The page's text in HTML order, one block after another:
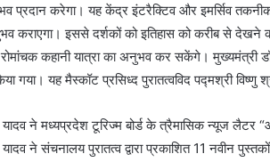
प्रदान करेगा। यह केंद्र इंटरैक्टिव और इमर्सिव
कराएगा। इससे दर्शकों को इतिहास को करीब से देखने
कहानी यात्रा का अनुभव कर सकेंगे। मुख्यमंत्री
गया। यह मैस्कॉट प्रसिध्द पुरातत्वविद पद्मश्री
यादव ने मध्यप्रदेश टूरिज्म बोर्ड के त्रैमासिक न्यूज लैटर
ने संचनालय पुरातत्व द्वारा प्रकाशित 11 नवीन